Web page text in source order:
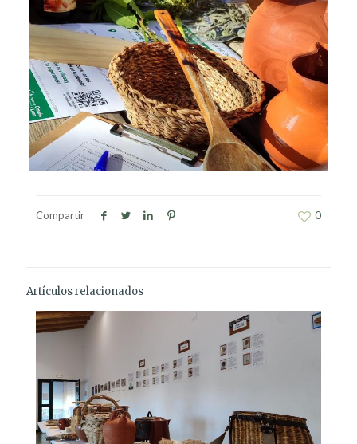
Compartir 0
Artículos relacionados